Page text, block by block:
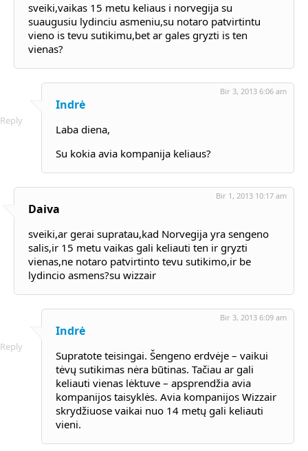
sveiki,vaikas 15 metu keliaus i norvegija su
suaugusiu lydinciu asmeniu,su notaro patvirtintu
vieno is tevu sutikimu,bet ar gales gryzti is ten
vienas?
Reply
Indrė
Bir 3, 2013 6:06 am
Laba diena,
Su kokia avia kompanija keliaus?
Daiva
Bir 1, 2013 10:17 am
sveiki,ar gerai supratau,kad Norvegija yra sengeno
salis,ir 15 metu vaikas gali keliauti ten ir gryzti
vienas,ne notaro patvirtinto tevu sutikimo,ir be
lydincio asmens?su wizzair
Reply
Indrė
Bir 3, 2013 6:09 am
Supratote teisingai. Šengeno erdvėje – vaikui
tėvų sutikimas nėra būtinas. Tačiau ar gali
keliauti vienas lėktuve – apsprendžia avia
kompanijos taisyklės. Avia kompanijos Wizzair
skrydžiuose vaikai nuo 14 metų gali keliauti
vieni.